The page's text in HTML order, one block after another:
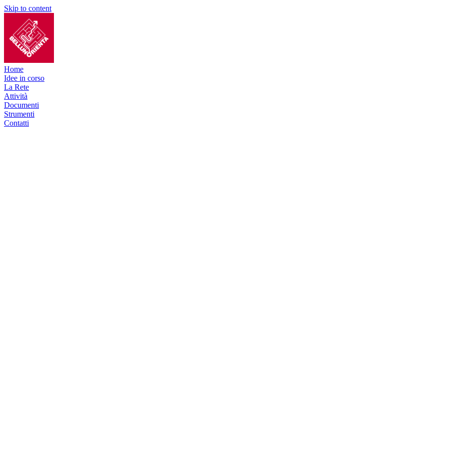
Skip to content
Home
Idee in corso
La Rete
Attività
Documenti
Strumenti
Contatti